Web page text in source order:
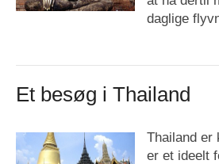
daglige
Et besøg i Thailand
Thailand er
er et ideelt